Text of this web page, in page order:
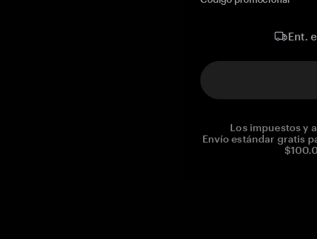
Ent.
Los impuestos y
Envío estándar gratis